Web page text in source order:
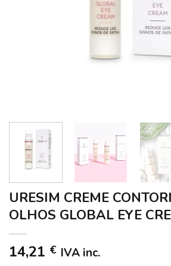
URESIM CREME
OLHOS GLOBAL EYE
14,21 € IVA inc.